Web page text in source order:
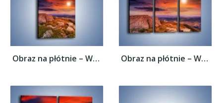
Obraz na płótnie – Widok ze szczytu –... Obraz na płótnie – Widok ze szczytu –...